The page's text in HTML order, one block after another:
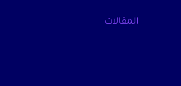
المقالات